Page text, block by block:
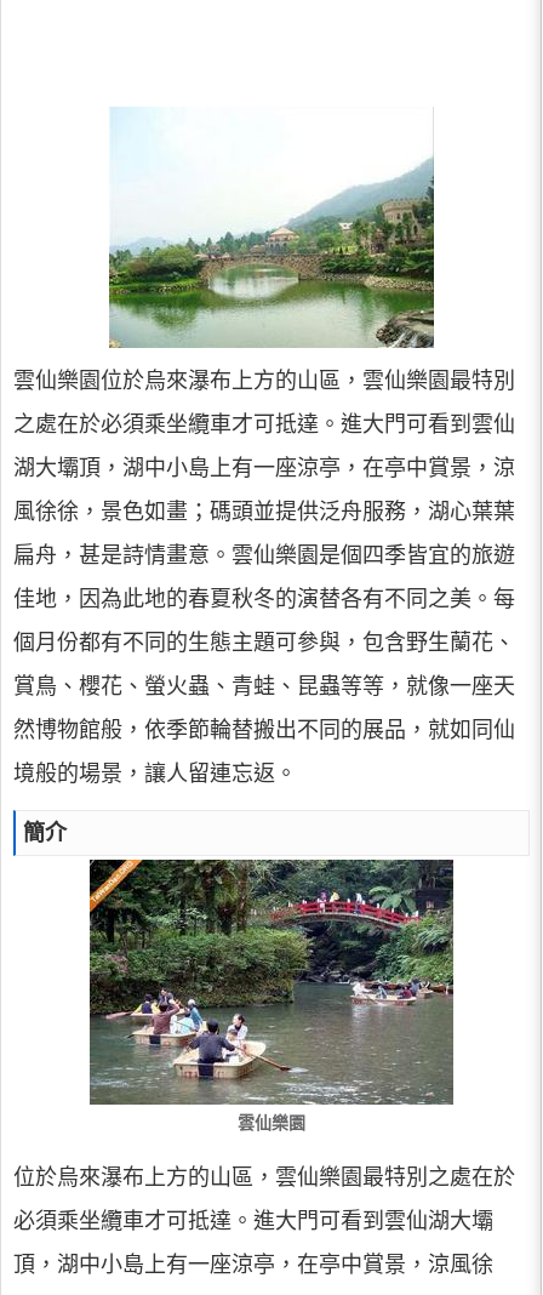
雲仙樂園位於烏來瀑布上方的山區，雲仙樂園最特別
之處在於必須乘坐纜車才可抵達。進大門可看到雲仙
湖大壩頂，湖中小島上有一座涼亭，在亭中賞景，涼
風徐徐，景色如畫；碼頭並提供泛舟服務，湖心葉葉
扁舟，甚是詩情畫意。雲仙樂園是個四季皆宜的旅遊
佳地，因為此地的春夏秋冬的演替各有不同之美。每
個月份都有不同的生態主題可參與，包含野生蘭花、
賞鳥、櫻花、螢火蟲、青蛙、昆蟲等等，就像一座天
然博物館般，依季節輪替搬出不同的展品，就如同仙
境般的場景，讓人留連忘返。
簡介
雲仙樂園
位於烏來瀑布上方的山區，雲仙樂園最特別之處在於
必須乘坐纜車才可抵達。進大門可看到雲仙湖大壩
頂，湖中小島上有一座涼亭，在亭中賞景，涼風徐